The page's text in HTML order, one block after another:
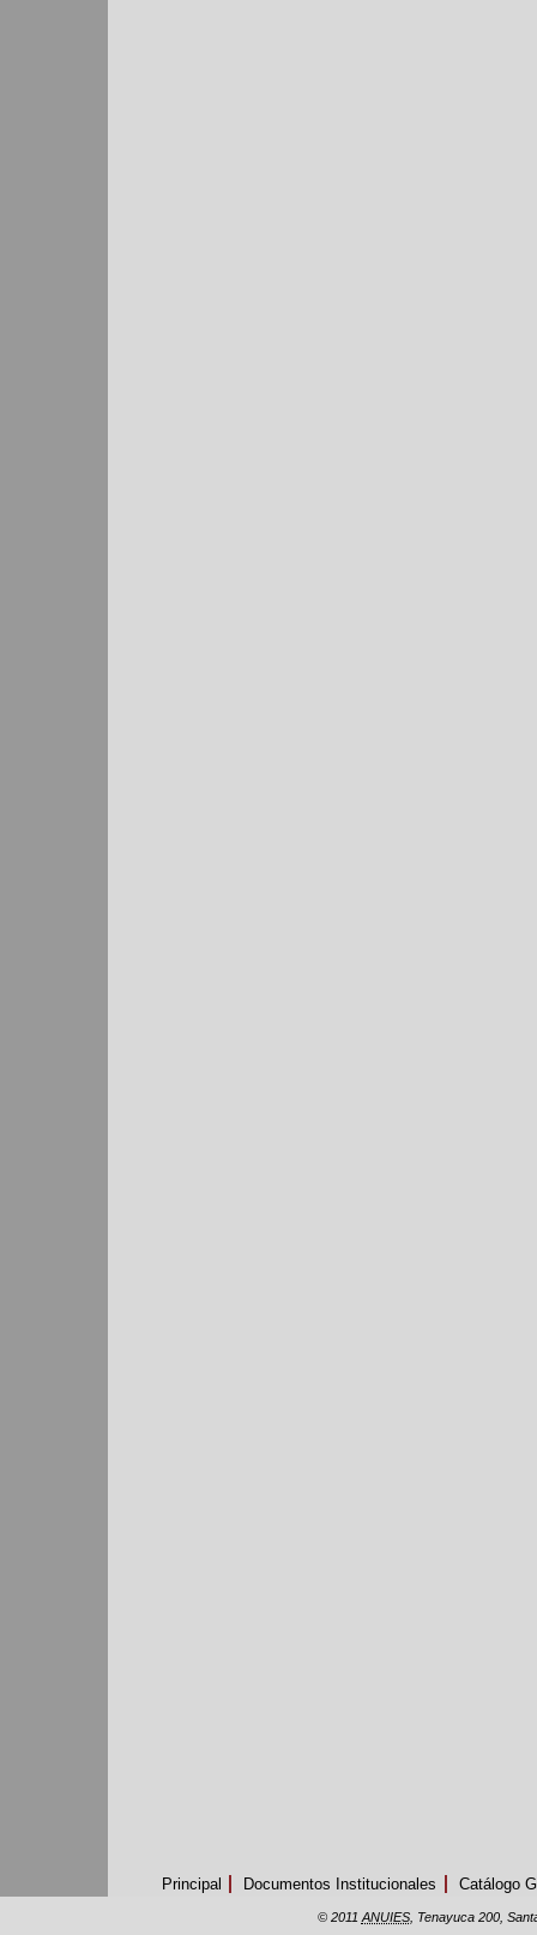
Principal Documentos Institucionales Catálogo
© 2011 ANUIES, Tenayuca 200,